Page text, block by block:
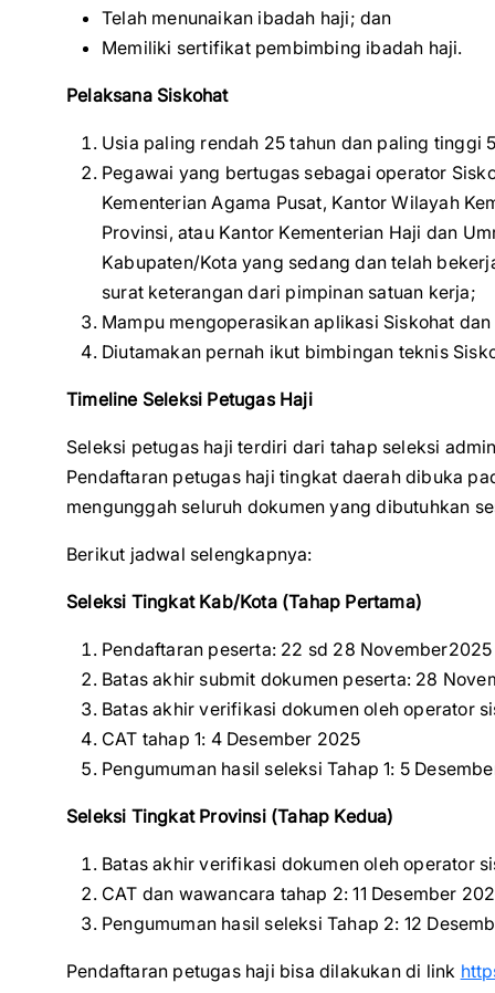
Telah menunaikan ibadah haji; dan
Memiliki sertifikat pembimbing ibadah haji.
Pelaksana Siskohat
Usia paling rendah 25 tahun dan paling tinggi
Pegawai yang bertugas sebagai operator
Kementerian Agama Pusat, Kantor Wilayah
Provinsi, atau Kantor Kementerian Haji dan
Kabupaten/Kota yang sedang dan telah
surat keterangan dari pimpinan satuan kerja;
Mampu mengoperasikan aplikasi Siskohat
Diutamakan pernah ikut bimbingan teknis
Timeline Seleksi Petugas Haji
Seleksi petugas haji terdiri dari tahap seleksi
Pendaftaran petugas haji tingkat daerah dibuka
mengunggah seluruh dokumen yang dibutuhkan
Berikut jadwal selengkapnya:
Seleksi Tingkat Kab/Kota (Tahap Pertama)
Pendaftaran peserta: 22 sd 28 November2025
Batas akhir submit dokumen peserta: 28
Batas akhir verifikasi dokumen oleh operator
CAT tahap 1: 4 Desember 2025
Pengumuman hasil seleksi Tahap 1: 5
Seleksi Tingkat Provinsi (Tahap Kedua)
Batas akhir verifikasi dokumen oleh operator
CAT dan wawancara tahap 2: 11 Desember
Pengumuman hasil seleksi Tahap 2: 12
Pendaftaran petugas haji bisa dilakukan di link